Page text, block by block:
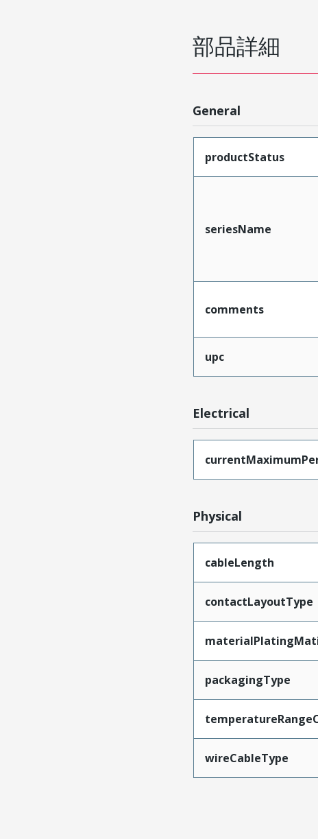
部品詳細
General
productStatus
seriesName
comments
upc
Electrical
Physical
cableLength
contactLayoutType
packagingType
wireCableType